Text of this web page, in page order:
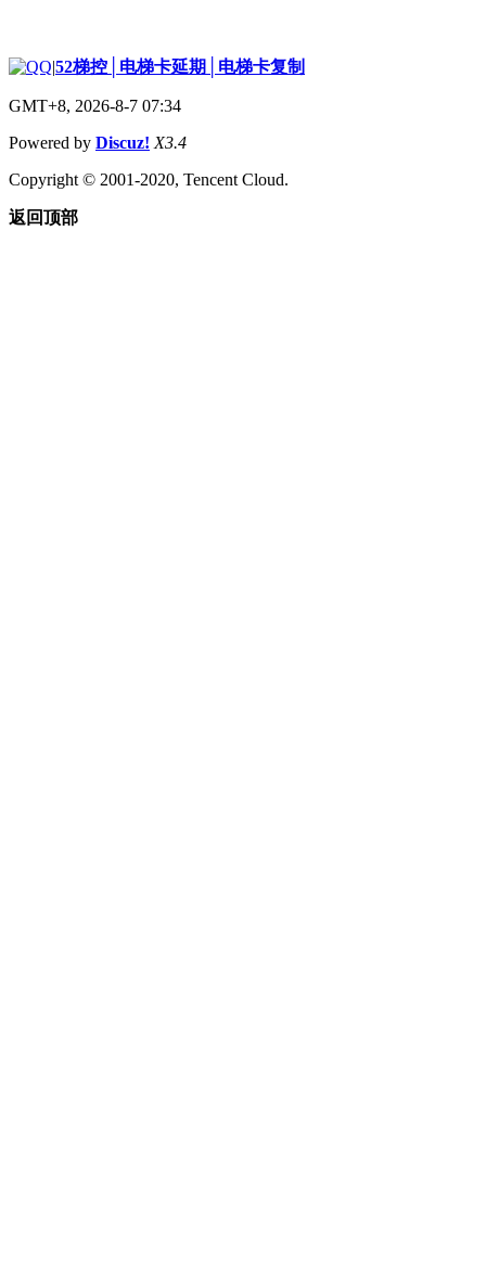
|52梯控│电梯卡延期│电梯卡复制
GMT+8, 2026-8-7 07:34
Powered by Discuz! X3.4
Copyright © 2001-2020, Tencent Cloud.
返回顶部